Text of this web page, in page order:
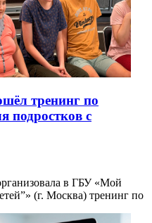
тренинг по
подростков с
в ГБУ «Мой
(г. Москва) тренинг по